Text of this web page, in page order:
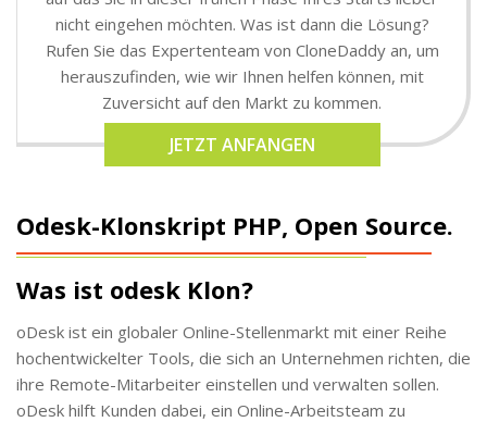
nicht eingehen möchten. Was ist dann die Lösung?
Rufen Sie das Expertenteam von CloneDaddy an, um
herauszufinden, wie wir Ihnen helfen können, mit
Zuversicht auf den Markt zu kommen.
JETZT ANFANGEN
Odesk-Klonskript PHP, Open Source.
Was ist odesk Klon?
oDesk ist ein globaler Online-Stellenmarkt mit einer Reihe
hochentwickelter Tools, die sich an Unternehmen richten, die
ihre Remote-Mitarbeiter einstellen und verwalten sollen.
oDesk hilft Kunden dabei, ein Online-Arbeitsteam zu